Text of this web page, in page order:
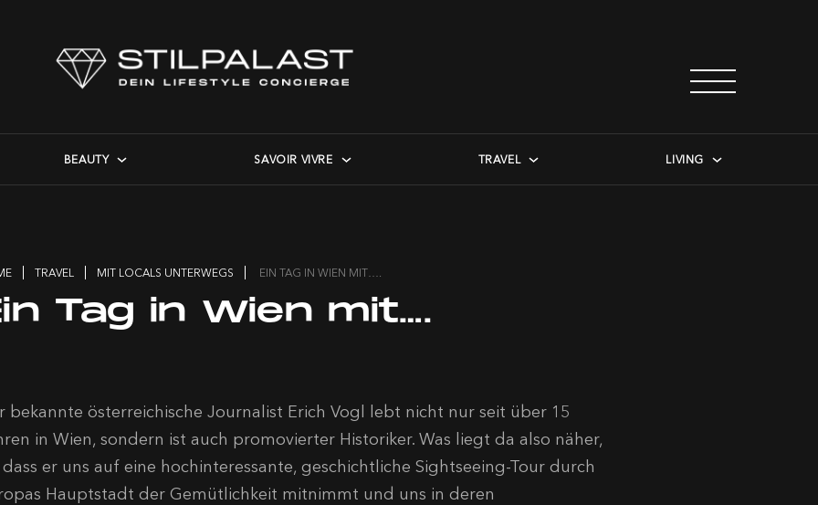
BEAUTY SAVOIR VIVRE TRAVEL LIVING
TRAVEL MIT LOCALS UNTERWEGS EIN TAG IN WIEN MIT….
Tag in Wien mit….
bekannte österreichische Journalist Erich Vogl lebt nicht nur seit über 15
in Wien, sondern ist auch promovierter Historiker. Was liegt da also näher,
dass er uns auf eine hochinteressante, geschichtliche Sightseeing-Tour durch
Hauptstadt der Gemütlichkeit mitnimmt und uns in deren